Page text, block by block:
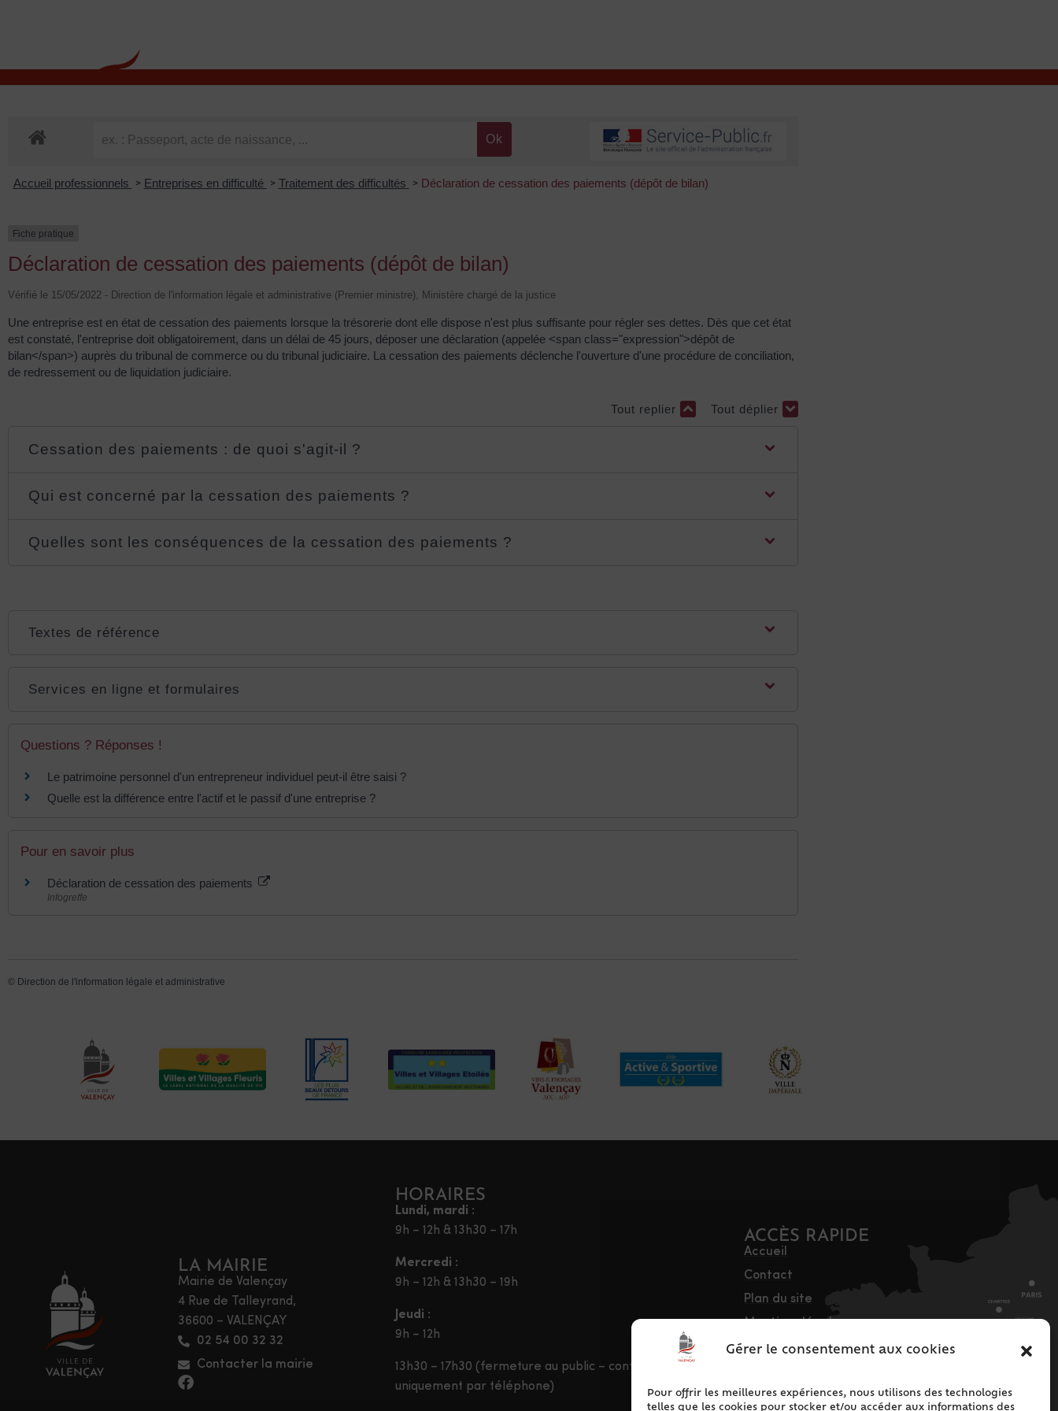
Gérer le consentement aux cookies
Pour offrir les meilleures expériences, nous utilisons des technologies
telles que les cookies pour stocker et/ou accéder aux informations des
Accueil professionnels > Entreprises en difficulté > Traitement des difficultés > Déclaration de cessation des paiements (dépôt de bilan)
Fiche pratique
Déclaration de cessation des paiements (dépôt de bilan)
Vérifié le 15/05/2022 - Direction de l'information légale et administrative (Premier ministre), Ministère chargé de la justice
Une entreprise est en état de cessation des paiements lorsque la trésorerie dont elle dispose n'est plus suffisante pour régler ses dettes. Dès que cet état
est constaté, l'entreprise doit obligatoirement, dans un délai de 45 jours, déposer une déclaration (appelée <span class="expression">dépôt de
bilan</span>) auprès du tribunal de commerce ou du tribunal judiciaire. La cessation des paiements déclenche l'ouverture d'une procédure de conciliation,
de redressement ou de liquidation judiciaire.
Tout replier Tout déplier
Cessation des paiements : de quoi s'agit-il ?
Qui est concerné par la cessation des paiements ?
Quelles sont les conséquences de la cessation des paiements ?
Textes de référence
Services en ligne et formulaires
Questions ? Réponses !
Le patrimoine personnel d'un entrepreneur individuel peut-il être saisi ?
Quelle est la différence entre l'actif et le passif d'une entreprise ?
Pour en savoir plus
Déclaration de cessation des paiements
Infogreffe
© Direction de l'information légale et administrative
LA MAIRIE
Mairie de Valençay
4 Rue de Talleyrand,
36600 – VALENÇAY
02 54 00 32 32
Contacter la mairie
HORAIRES
Lundi, mardi :
9h – 12h & 13h30 – 17h
Mercredi :
9h – 12h & 13h30 – 19h
Jeudi :
9h – 12h
13h30 – 17h30 (fermeture au public – contact
uniquement par téléphone)
ACCÈS RAPIDE
Accueil
Contact
Plan du site
Mentions légales
Traitement des
Politique de cookies